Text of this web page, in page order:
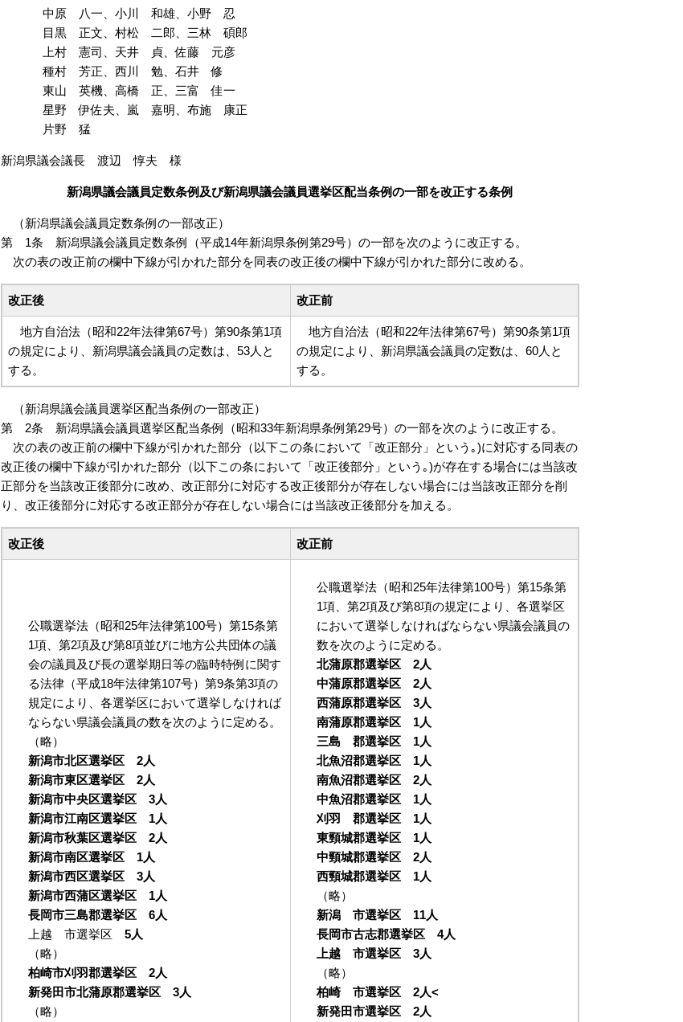
中原 八一、小川 和雄、小野 忍
目黒 正文、村松 二郎、三林 碩郎
上村 憲司、天井 貞、佐藤 元彦
種村 芳正、西川 勉、石井 修
東山 英機、高橋 正、三富 佳一
星野 伊佐夫、嵐 嘉明、布施 康正
片野 猛
新潟県議会議長 渡辺 惇夫 様
新潟県議会議員定数条例及び新潟県議会議員選挙区配当条例の一部を改正する条例
（新潟県議会議員定数条例の一部改正）
第 1条 新潟県議会議員定数条例（平成14年新潟県条例第29号）の一部を次のように改正する。
次の表の改正前の欄中下線が引かれた部分を同表の改正後の欄中下線が引かれた部分に改める。
改正後 改正前
地方自治法（昭和22年法律第67号）第90条第1項
の規定により、新潟県議会議員の定数は、53人と
する。
地方自治法（昭和22年法律第67号）第90条第1項
の規定により、新潟県議会議員の定数は、60人と
する。
（新潟県議会議員選挙区配当条例の一部改正）
第 2条 新潟県議会議員選挙区配当条例（昭和33年新潟県条例第29号）の一部を次のように改正する。
次の表の改正前の欄中下線が引かれた部分（以下この条において「改正部分」という｡)に対応する同表の
改正後の欄中下線が引かれた部分（以下この条において「改正後部分」という｡)が存在する場合には当該改
正部分を当該改正後部分に改め、改正部分に対応する改正後部分が存在しない場合には当該改正部分を削
り、改正後部分に対応する改正部分が存在しない場合には当該改正後部分を加える。
改正後 改正前
公職選挙法（昭和25年法律第100号）第15条第
1項、第2項及び第8項並びに地方公共団体の議
会の議員及び長の選挙期日等の臨時特例に関す
る法律（平成18年法律第107号）第9条第3項の
規定により、各選挙区において選挙しなければ
ならない県議会議員の数を次のように定める。
（略）
新潟市北区選挙区 2人
新潟市東区選挙区 2人
新潟市中央区選挙区 3人
新潟市江南区選挙区 1人
新潟市秋葉区選挙区 2人
新潟市南区選挙区 1人
新潟市西区選挙区 3人
新潟市西蒲区選挙区 1人
長岡市三島郡選挙区 6人
上越 市選挙区 5人
（略）
柏崎市刈羽郡選挙区 2人
新発田市北蒲原郡選挙区 3人
（略）
公職選挙法（昭和25年法律第100号）第15条第
1項、第2項及び第8項の規定により、各選挙区
において選挙しなければならない県議会議員の
数を次のように定める。
北蒲原郡選挙区 2人
中蒲原郡選挙区 2人
西蒲原郡選挙区 3人
南蒲原郡選挙区 1人
三島 郡選挙区 1人
北魚沼郡選挙区 1人
南魚沼郡選挙区 2人
中魚沼郡選挙区 1人
刈羽 郡選挙区 1人
東頸城郡選挙区 1人
中頸城郡選挙区 2人
西頸城郡選挙区 1人
（略）
新潟 市選挙区 11人
長岡市古志郡選挙区 4人
上越 市選挙区 3人
（略）
柏崎 市選挙区 2人<
新発田市選挙区 2人